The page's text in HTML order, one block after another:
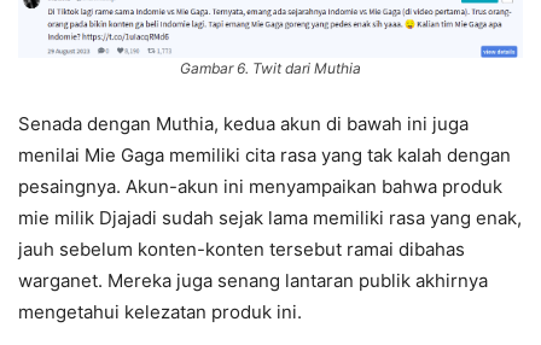
Gambar 6. Twit dari Muthia
Senada dengan Muthia, kedua akun di bawah ini juga
menilai Mie Gaga memiliki cita rasa yang tak kalah dengan
pesaingnya. Akun-akun ini menyampaikan bahwa produk
mie milik Djajadi sudah sejak lama memiliki rasa yang enak,
jauh sebelum konten-konten tersebut ramai dibahas
warganet. Mereka juga senang lantaran publik akhirnya
mengetahui kelezatan produk ini.